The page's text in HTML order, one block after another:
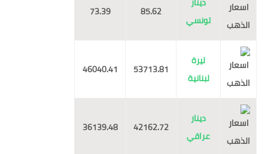
تونسي
85.62
73.39
ليرة
لبنانية
53713.81
46040.41
دينار
عراقي
42162.72
36139.48